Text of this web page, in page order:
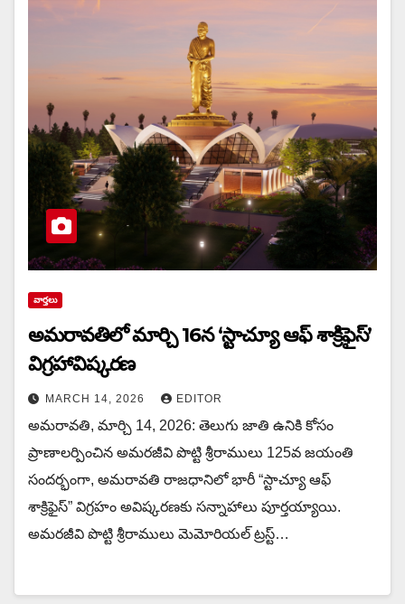
వార్త‌లు
అమరావతిలో మార్చి 16న‌ ‘స్టాచ్యూ ఆఫ్ శాక్రిఫైస్’
విగ్రహావిష్కరణ
MARCH 14, 2026 EDITOR
అమరావతి, మార్చి 14, 2026: తెలుగు జాతి ఉనికి కోసం
ప్రాణాలర్పించిన అమరజీవి పొట్టి శ్రీరాములు 125వ జయంతి
సందర్భంగా, అమరావతి రాజధానిలో భారీ “స్టాచ్యూ ఆఫ్
శాక్రిఫైస్” విగ్రహం అవిష్కరణకు సన్నాహాలు పూర్తయ్యాయి.
అమరజీవి పొట్టి శ్రీరాములు మెమోరియల్ ట్రస్ట్…